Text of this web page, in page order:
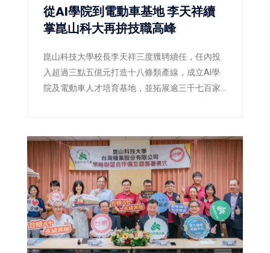
從AI學院到電動車基地 李天祥續
掌崑山科大再拚技職高峰
崑山科技大學校長李天祥三度獲聘續任，任內投
入超過三點五億元打造十八條類產線，成立AI學
院及電動車人才培育基地，並拓展逾三千七百家